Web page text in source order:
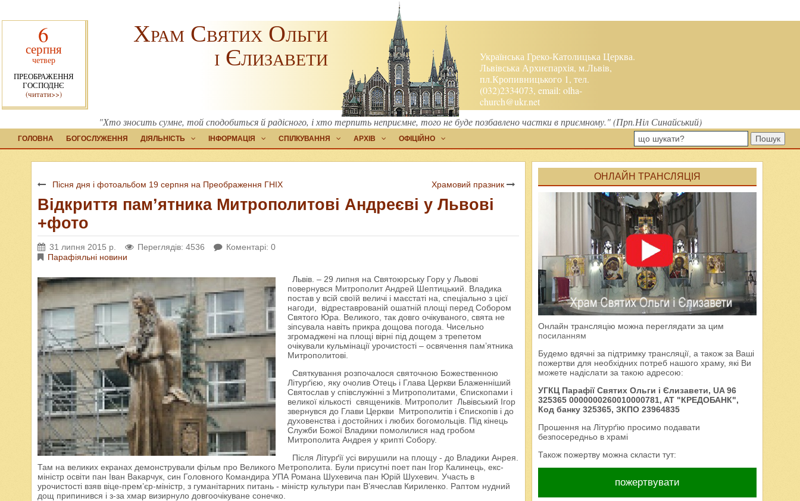
6
серпня
четвер
ПРЕОБРАЖЕННЯ
ГОСПОДНЄ
(читати>>)
Українська Греко-Католицька Церква.
Львівська Архиєпархія, м.Львів,
пл.Кропивницького 1, тел.
(032)2334073, email:olha-
church@ukr.net
Храм Святих Ольги
і Єлизавети
"Хто зносить сумне, той сподобиться й радісного, і хто терпить неприємне, того не буде позбавлено частки в приємному." (Прп.Ніл Синайський)
ГОЛОВНА БОГОСЛУЖЕННЯ ДІЯЛЬНІСТЬ ІНФОРМАЦІЯ СПІЛКУВАННЯ АРХІВ ОФІЦІЙНО Пошук
Пісня дня і фотоальбом 19 серпня на Преображення ГНІХ Храмовий празник
Відкриття пам’ятника Митрополитові Андреєві у Львові
+фото
31 липня 2015 р. Переглядів: 4536
Коментарі: 0
Парафіяльні новини
Львів. – 29 липня на Святоюрську Гору у Львові
повернувся Митрополит Андрей Шептицький. Владика
постав у всій своїй величі і маєстаті на, спеціально з цієї
нагоди, відреставрованій ошатній площі перед Собором
Святого Юра. Великого, так довго очікуваного, свята не
зіпсувала навіть прикра дощова погода. Чисельно
згромаджені на площі вірні під дощем з трепетом
очікували кульмінації урочистості – освячення пам’ятника
Митрополитові.
Святкування розпочалося святочною Божественною
Літурґією, яку очолив Отець і Глава Церкви Блаженніший
Святослав у співслужінні з Митрополитами, Єпископами і
великої кількості священиків. Митрополит Львівський Ігор
звернувся до Глави Церкви Митрополитів і Єпископів і до
духовенства і достойних і любих богомольців. Під кінець
Служби Божої Владики помолилися над гробом
Митрополита Андрея у крипті Собору.
Після Літурґії усі вирушили на площу - до Владики Анрея.
Там на великих екранах демонстрували фільм про Великого Метрополита. Були присутні поет пан Ігор Калинець, екс-
міністр освіти пан Іван Вакарчук, син Головного Командира УПА Романа Шухевича пан Юрій Шухевич. Участь в
урочистості взяв віце-прем’єр-міністр, з гуманітарних питань - міністр культури пан В’ячеслав Кириленко. Раптом нудний
дощ припинився і з-за хмар визирнуло довгоочікуване сонечко.
ОНЛАЙН ТРАНСЛЯЦІЯ
Онлайн трансляцію можна переглядати за цим
посиланням
Будемо вдячні за підтримку трансляції, а також за Ваші
пожертви для необхідних потреб нашого храму, які Ви
можете надіслати за такою адресою:
УГКЦ Парафії Святих Ольги і Єлизавети, UA 96
325365 0000000260010000781, AT "КРЕДОБАНК",
Код банку 325365, ЗКПО 23964835
Прошення на Літурґію просимо подавати
безпосередньо в храмі
Також пожертву можна скласти тут:
пожертвувати